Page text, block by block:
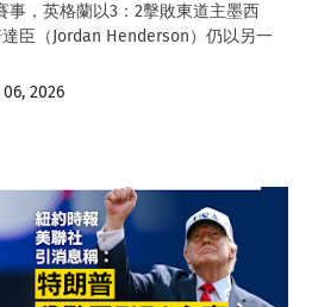
，英格蘭以3：2擊敗東道主墨西
臣（Jordan Henderson）仍以另一
2026